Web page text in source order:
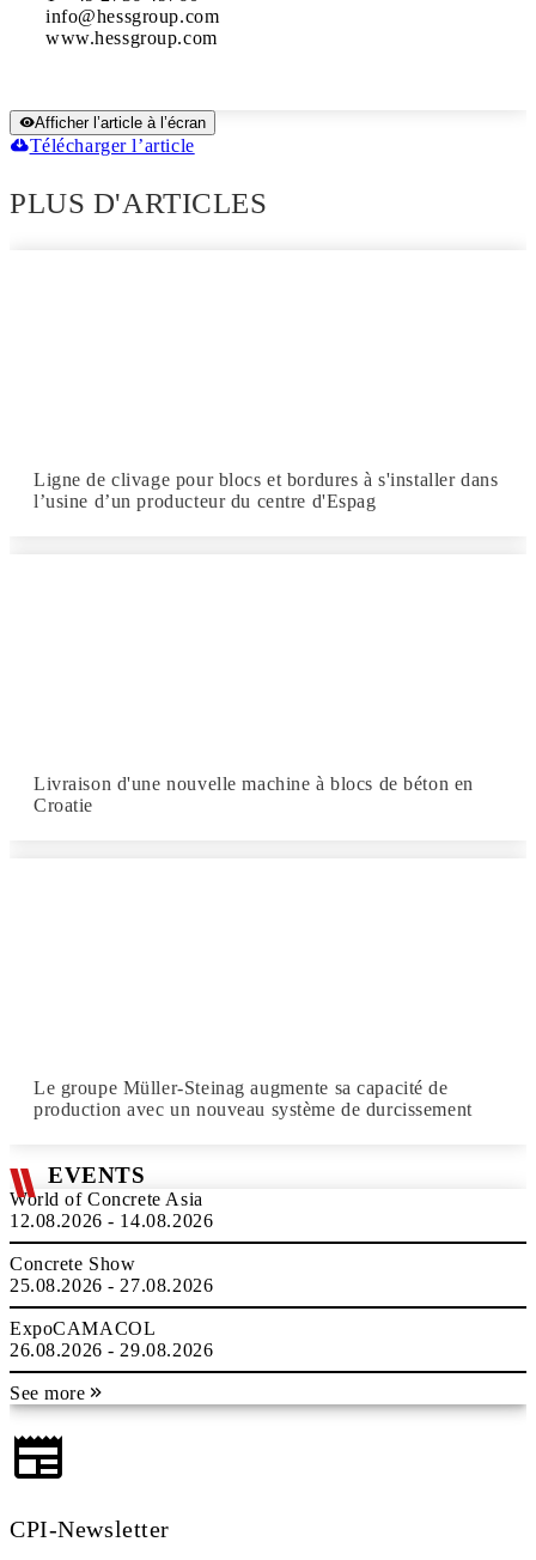
info@hessgroup.com
Afficher l’article à l’écran
Télécharger l’article
PLUS D'ARTICLES
Ligne de clivage pour blocs et bordures à s'installer dans
l’usine d’un producteur du centre d'Espag
Livraison d'une nouvelle machine à blocs de béton en
Croatie
Le groupe Müller-Steinag augmente sa capacité de
production avec un nouveau système de durcissement
EVENTS
World of Concrete Asia
12.08.2026 - 14.08.2026
Concrete Show
25.08.2026 - 27.08.2026
ExpoCAMACOL
26.08.2026 - 29.08.2026
See more
CPI-Newsletter